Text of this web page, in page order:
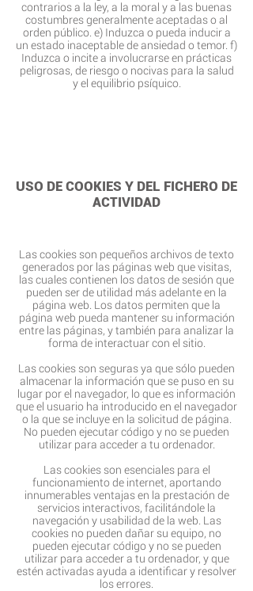
contrarios a la ley, a la moral y a las buenas
costumbres generalmente aceptadas o al
orden público. e) Induzca o pueda inducir a
un estado inaceptable de ansiedad o temor. f)
Induzca o incite a involucrarse en prácticas
peligrosas, de riesgo o nocivas para la salud
y el equilibrio psíquico.
USO DE COOKIES Y DEL FICHERO DE
ACTIVIDAD
Las cookies son pequeños archivos de texto
generados por las páginas web que visitas,
las cuales contienen los datos de sesión que
pueden ser de utilidad más adelante en la
página web. Los datos permiten que la
página web pueda mantener su información
entre las páginas, y también para analizar la
forma de interactuar con el sitio.
Las cookies son seguras ya que sólo pueden
almacenar la información que se puso en su
lugar por el navegador, lo que es información
que el usuario ha introducido en el navegador
o la que se incluye en la solicitud de página.
No pueden ejecutar código y no se pueden
utilizar para acceder a tu ordenador.
Las cookies son esenciales para el
funcionamiento de internet, aportando
innumerables ventajas en la prestación de
servicios interactivos, facilitándole la
navegación y usabilidad de la web. Las
cookies no pueden dañar su equipo, no
pueden ejecutar código y no se pueden
utilizar para acceder a tu ordenador, y que
estén activadas ayuda a identificar y resolver
los errores.